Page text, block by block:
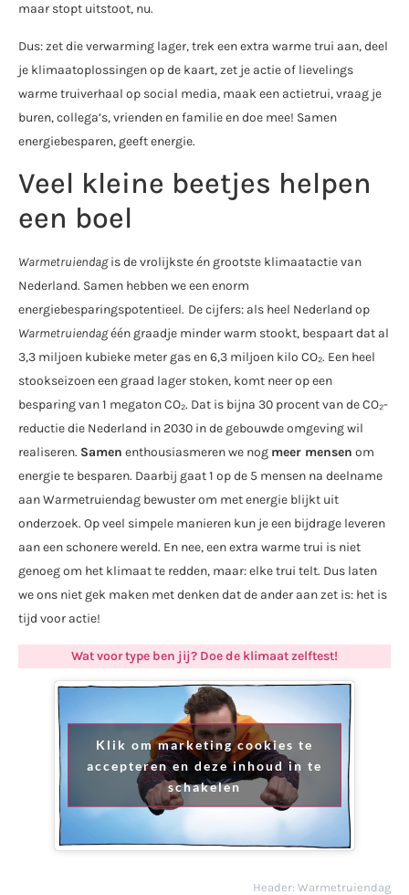
maar stopt uitstoot, nu.
Dus: zet die verwarming lager, trek een extra warme trui aan, deel
je klimaatoplossingen op de kaart, zet je actie of lievelings
warme truiverhaal op social media, maak een actietrui, vraag je
buren, collega’s, vrienden en familie en doe mee! Samen
energiebesparen, geeft energie.
Veel kleine beetjes helpen
een boel
Warmetruiendagis de vrolijkste én grootste klimaatactie van
Nederland. Samen hebben we een enorm
energiebesparingspotentieel. De cijfers: als heel Nederland op
Warmetruiendagéén graadje minder warm stookt, bespaart dat al
3,3 miljoen kubieke meter gas en 6,3 miljoen kilo CO₂. Een heel
stookseizoen een graad lager stoken, komt neer op een
besparing van 1 megaton CO₂. Dat is bijna 30 procent van de CO₂-
reductie die Nederland in 2030 in de gebouwde omgeving wil
realiseren. Samen enthousiasmeren we nog meer mensen om
energie te besparen. Daarbij gaat 1 op de 5 mensen na deelname
aan Warmetruiendag bewuster om met energie blijkt uit
onderzoek. Op veel simpele manieren kun je een bijdrage leveren
aan een schonere wereld. En nee, een extra warme trui is niet
genoeg om het klimaat te redden, maar: elke trui telt. Dus laten
we ons niet gek maken met denken dat de ander aan zet is: het is
tijd voor actie!
Wat voor type ben jij? Doe de klimaat zelftest!
Klik om marketing cookies te
accepteren en deze inhoud in te
schakelen
Header: Warmetruiendag